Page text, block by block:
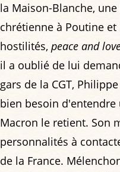
la Maison-Blanche,
chrétienne à Poutine
hostilités, peace and
il a oublié de lui
gars de la CGT,
bien besoin
Macron le retient. Son
personnalités à
de la France.